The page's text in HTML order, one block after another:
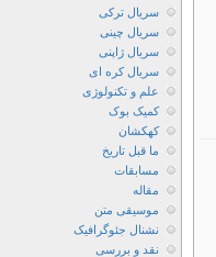
سریال ترکی
سریال چینی
سریال ژاپنی
سریال کره ای
علم و تکنولوژی
کمیک بوک
کهکشان
ما قبل تاریخ
مسابقات
مقاله
موسیقی متن
نشنال جئوگرافیک
نقد و بررسی